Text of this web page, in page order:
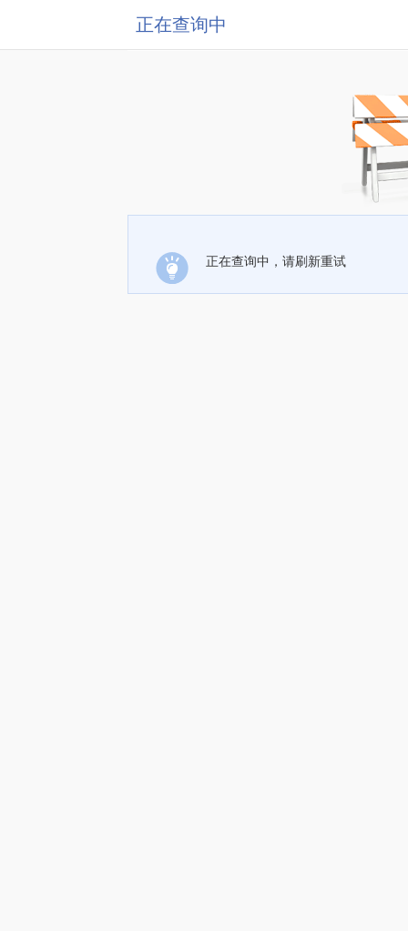
正在查询中
正在查询中，请刷新重试